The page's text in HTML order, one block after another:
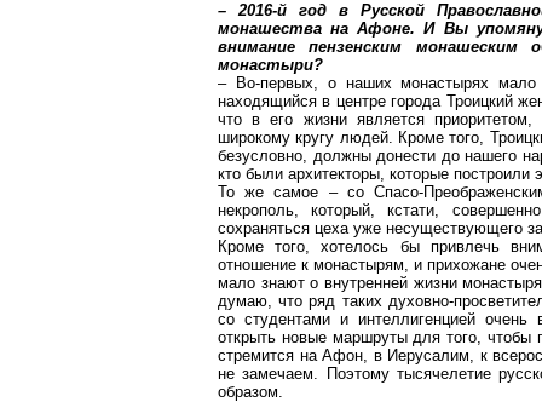
– 2016-й год в Русской
монашества на Афоне. И Вы
внимание пензенским
монастыри?
– Во-первых, о наших монастырях мало
находящийся в центре города Троицкий
что в его жизни является
широкому кругу людей. Кроме того,
безусловно, должны донести до нашего
кто были архитекторы, которые построили
То же самое – соСпасо-
некрополь, который, кстати,
сохраняться цеха уже несуществующего
Кроме того, хотелось бы привлечь
отношение к монастырям, и прихожане
мало знают о внутренней жизни
думаю, что ряд таких духовно-
со студентами и интеллигенцией
открыть новые маршруты для того, чтобы
стремится на Афон, в Иерусалим, к
не замечаем. Поэтому тысячелетие
образом.